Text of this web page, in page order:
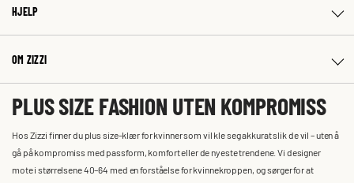
HJELP
OM ZIZZI
PLUS SIZE FASHION UTEN KOMPROMISS
Hos Zizzi finner du plus size-klær for kvinner som vil kle seg akkurat slik de vil – uten å
gå på kompromiss med passform, komfort eller de nyeste trendene. Vi designer
mote i størrelsene 40–64 med en forståelse for kvinnekroppen, og sørger for at